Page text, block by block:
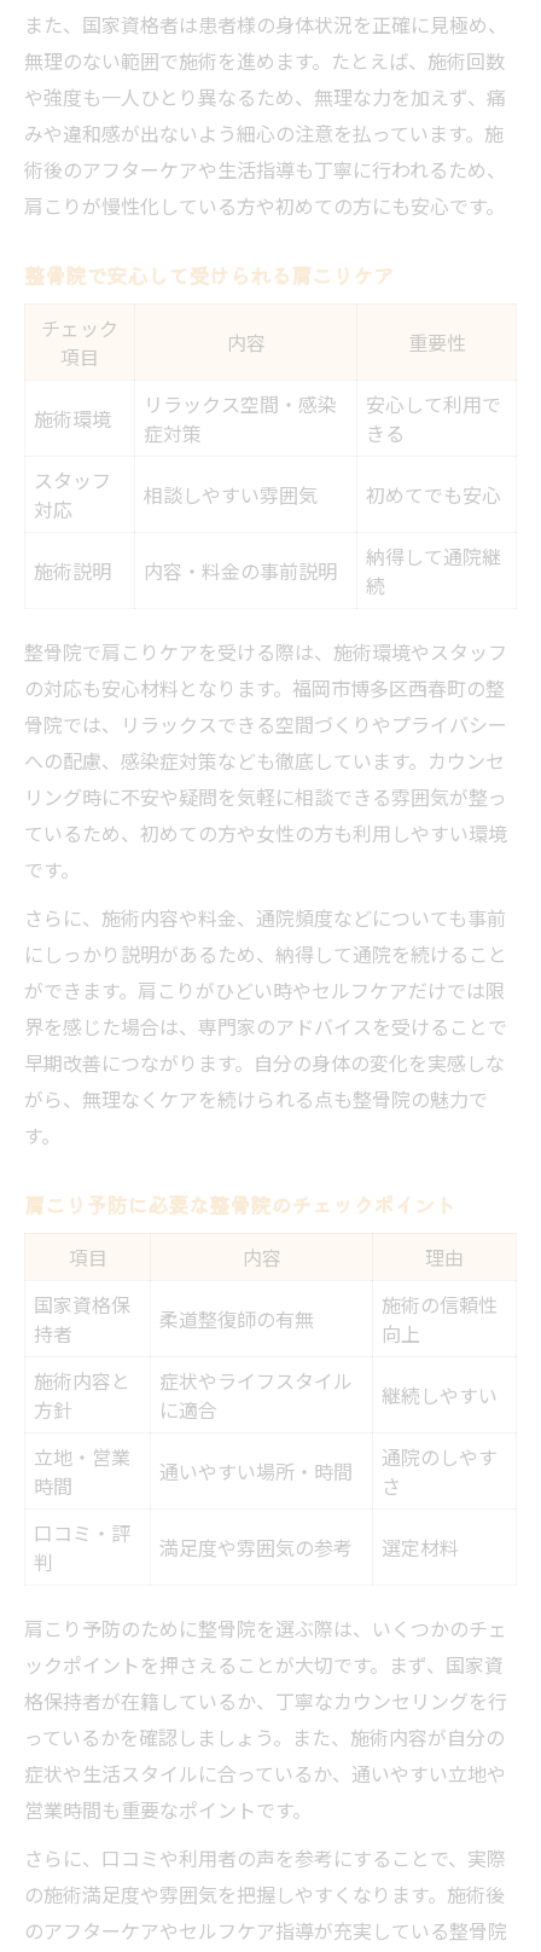
また、国家資格者は患者様の身体状況を正確に見極め、
無理のない範囲で施術を進めます。たとえば、施術回数
や強度も一人ひとり異なるため、無理な力を加えず、痛
みや違和感が出ないよう細心の注意を払っています。施
術後のアフターケアや生活指導も丁寧に行われるため、
肩こりが慢性化している方や初めての方にも安心です。
整骨院で安心して受けられる肩こりケア
チェック
項目
内容 重要性
施術環境
リラックス空間・感染
症対策
安心して利用で
きる
スタッフ
対応
相談しやすい雰囲気 初めてでも安心
施術説明 内容・料金の事前説明
納得して通院継
続
整骨院で肩こりケアを受ける際は、施術環境やスタッフ
の対応も安心材料となります。福岡市博多区西春町の整
骨院では、リラックスできる空間づくりやプライバシー
への配慮、感染症対策なども徹底しています。カウンセ
リング時に不安や疑問を気軽に相談できる雰囲気が整っ
ているため、初めての方や女性の方も利用しやすい環境
です。
さらに、施術内容や料金、通院頻度などについても事前
にしっかり説明があるため、納得して通院を続けること
ができます。肩こりがひどい時やセルフケアだけでは限
界を感じた場合は、専門家のアドバイスを受けることで
早期改善につながります。自分の身体の変化を実感しな
がら、無理なくケアを続けられる点も整骨院の魅力で
す。
肩こり予防に必要な整骨院のチェックポイント
項目 内容
理由
国家資格保
持者
柔道整復師の有無
施術の信頼性
向上
施術内容と
方針
症状やライフスタイル
に適合
継続しやすい
立地・営業
時間
通いやすい場所・時間
通院のしやす
さ
口コミ・評
判
満足度や雰囲気の参考 選定材料
肩こり予防のために整骨院を選ぶ際は、いくつかのチェ
ックポイントを押さえることが大切です。まず、国家資
格保持者が在籍しているか、丁寧なカウンセリングを行
っているかを確認しましょう。また、施術内容が自分の
症状や生活スタイルに合っているか、通いやすい立地や
営業時間も重要なポイントです。
さらに、口コミや利用者の声を参考にすることで、実際
の施術満足度や雰囲気を把握しやすくなります。施術後
のアフターケアやセルフケア指導が充実している整骨院